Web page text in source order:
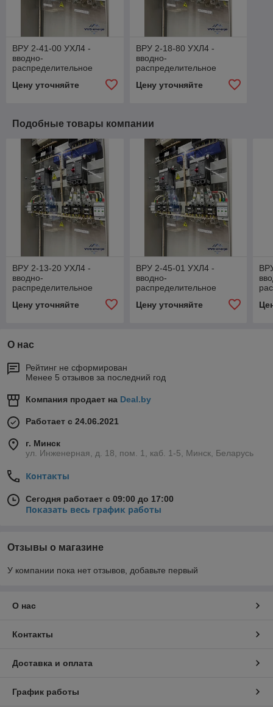
ВРУ 2-41-00 УХЛ4 -
вводно-
распределительное
Цену уточняйте
ВРУ 2-18-80 УХЛ4 -
вводно-
распределительное
Цену уточняйте
Подобные товары компании
ВРУ 2-13-20 УХЛ4 -
вводно-
распределительное
Цену уточняйте
ВРУ 2-45-01 УХЛ4 -
вводно-
распределительное
Цену уточняйте
О нас
Рейтинг не сформирован
Менее 5 отзывов за последний год
Компания продает на Deal.by
Работает с 24.06.2021
г. Минск
ул. Инженерная, д. 18, пом. 1, каб. 1-5, Минск, Беларусь
Контакты
Сегодня работает с 09:00 до 17:00
Показать весь график работы
Отзывы о магазине
У компании пока нет отзывов, добавьте первый
О нас
Контакты
Доставка и оплата
График работы